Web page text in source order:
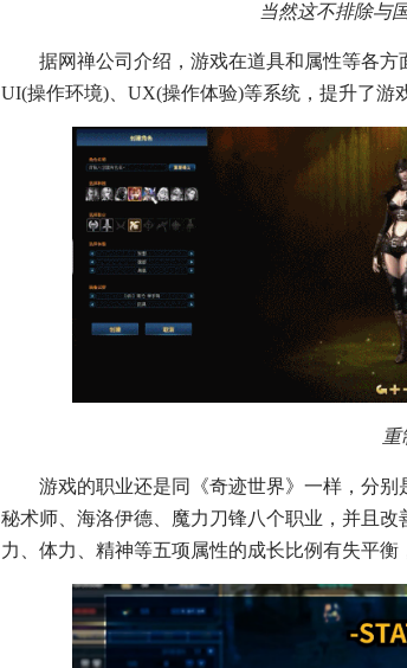
当然这不排除与
据网禅公司介绍，游戏在道具和属性等各方
UI(操作环境)、UX(操作体验)等系统，提升了游
重
游戏的职业还是同《奇迹世界》一样，分别
秘术师、海洛伊德、魔力刀锋八个职业，并且
力、体力、精神等五项属性的成长比例有失平衡